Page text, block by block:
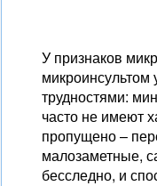
У признаков
трудностями:
часто не имеют
пропущено –
малозаметные,
бесследно, и